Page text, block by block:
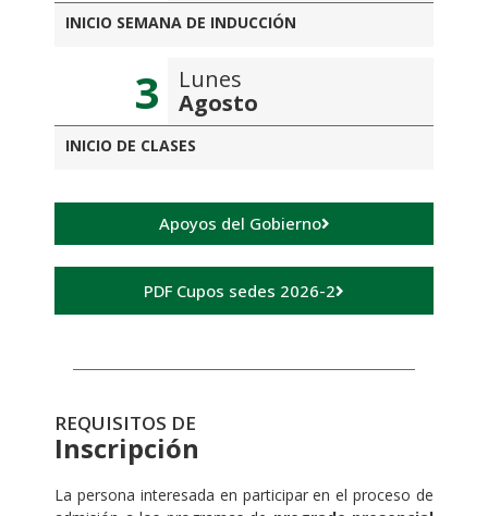
INICIO SEMANA DE INDUCCIÓN
3
Lunes
Agosto
INICIO DE CLASES
Apoyos del Gobierno
PDF Cupos sedes 2026-2
REQUISITOS DE
Inscripción
La persona interesada en participar en el proceso de